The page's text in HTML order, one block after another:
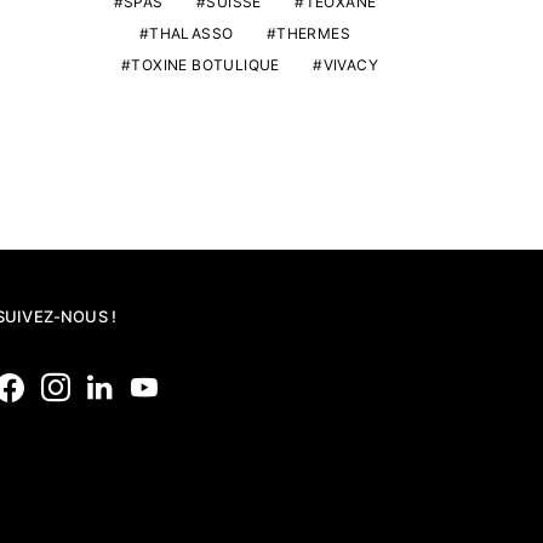
THALASSO
THERMES
TOXINE BOTULIQUE
VIVACY
NOUS !